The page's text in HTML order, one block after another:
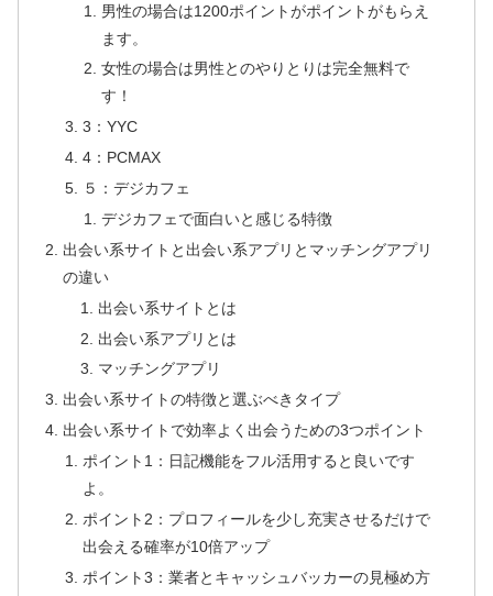
男性の場合は1200ポイントがポイントがもらえ
ます。
女性の場合は男性とのやりとりは完全無料で
す！
3：YYC
4：PCMAX
５：デジカフェ
デジカフェで面白いと感じる特徴
出会い系サイトと出会い系アプリとマッチングアプリ
の違い
出会い系サイトとは
出会い系アプリとは
マッチングアプリ
出会い系サイトの特徴と選ぶべきタイプ
出会い系サイトで効率よく出会うための3つポイント
ポイント1：日記機能をフル活用すると良いです
よ。
ポイント2：プロフィールを少し充実させるだけで
出会える確率が10倍アップ
ポイント3：業者とキャッシュバッカーの見極め方